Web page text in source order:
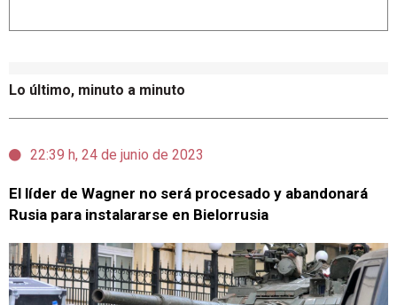
Lo último, minuto a minuto
22:39 h, 24 de junio de 2023
El líder de Wagner no será procesado y abandonará
Rusia para instalararse en Bielorrusia